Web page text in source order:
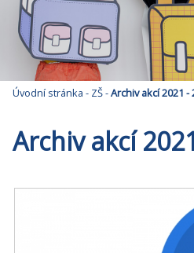
Úvodní stránka - ZŠ-Archiv akcí 2021 -
Archiv akcí